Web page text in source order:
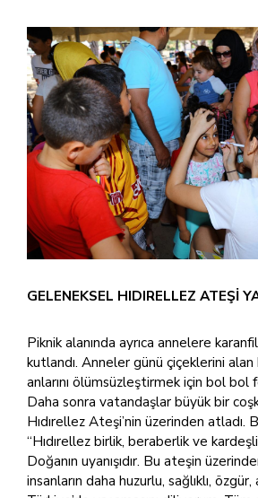
GELENEKSEL HIDIRELLEZ ATEŞİ
Piknik alanında ayrıca annelere
kutlandı. Anneler günü çiçeklerini alan
anlarını ölümsüzleştirmek için bol
Daha sonra vatandaşlar büyük bir
Hıdırellez Ateşi’nin üzerinden atladı.
“Hıdırellez birlik, beraberlik ve
Doğanın uyanışıdır. Bu ateşin
insanların daha huzurlu, sağlıklı, özgür,